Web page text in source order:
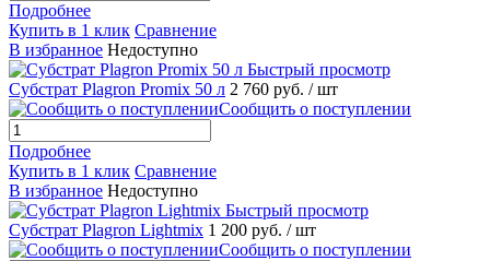
Подробнее
Купить в 1 клик Сравнение
В избранное Недоступно
Быстрый просмотр
Субстрат Plagron Promix 50 л 2 760 руб. / шт
Сообщить о поступлении
Подробнее
Купить в 1 клик Сравнение
В избранное Недоступно
Быстрый просмотр
Субстрат Plagron Lightmix 1 200 руб. / шт
Сообщить о поступлении